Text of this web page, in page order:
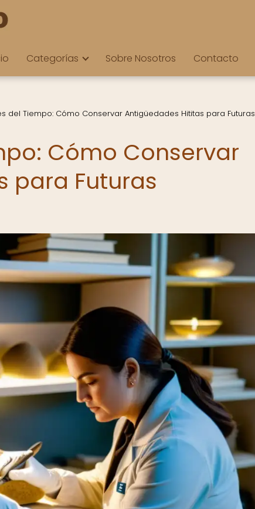
Categorías Sobre Nosotros Contacto
del Tiempo: Cómo Conservar Antigüedades Hititas para Futuras
Cómo Conservar
para Futuras